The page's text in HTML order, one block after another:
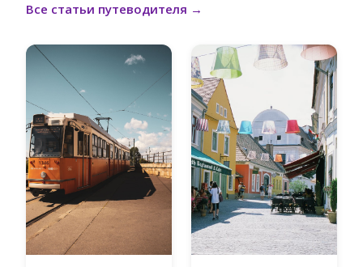
Все статьи путеводителя →